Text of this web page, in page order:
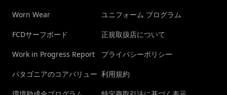
Worn Wear
FCDサーフボード
Work in Progress Report
パタゴニアのコアバリュー
ユニフォーム プログラム
正規取扱店について
プライバシーポリシー
利用規約